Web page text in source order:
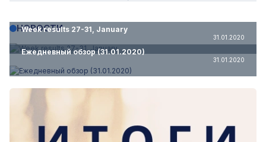
НОВОСТИ
Week results 27-31, January
31.01.2020
Ежедневный обзор (31.01.2020)
31.01.2020